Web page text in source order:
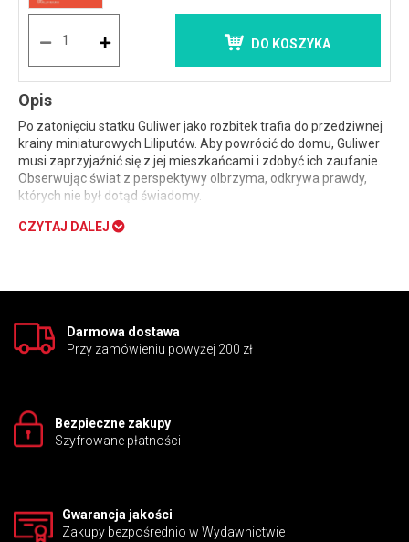
DO KOSZYKA
Opis
Po zatonięciu statku Guliwer jako rozbitek trafia do przedziwnej
krainy miniaturowych Liliputów. Aby powrócić do domu, Guliwer
musi zaprzyjaźnić się z jej mieszkańcami i zdobyć ich zaufanie.
Obserwując świat z perspektywy olbrzyma, odkrywa prawdy,
których nie był dotąd świadomy.
Macmillan Graded Readers
teatralne, autobiografie i literaturę faktu dostępne na sześciu
słów.
Nie wiesz, który poziom wybrać? Sprawdź nasz test
CZYTAJ DALEJ
Darmowa dostawa
Przy zamówieniu powyżej 200 zł
Bezpieczne zakupy
Szyfrowane płatności
Gwarancja jakości
Zakupy bezpośrednio w Wydawnictwie